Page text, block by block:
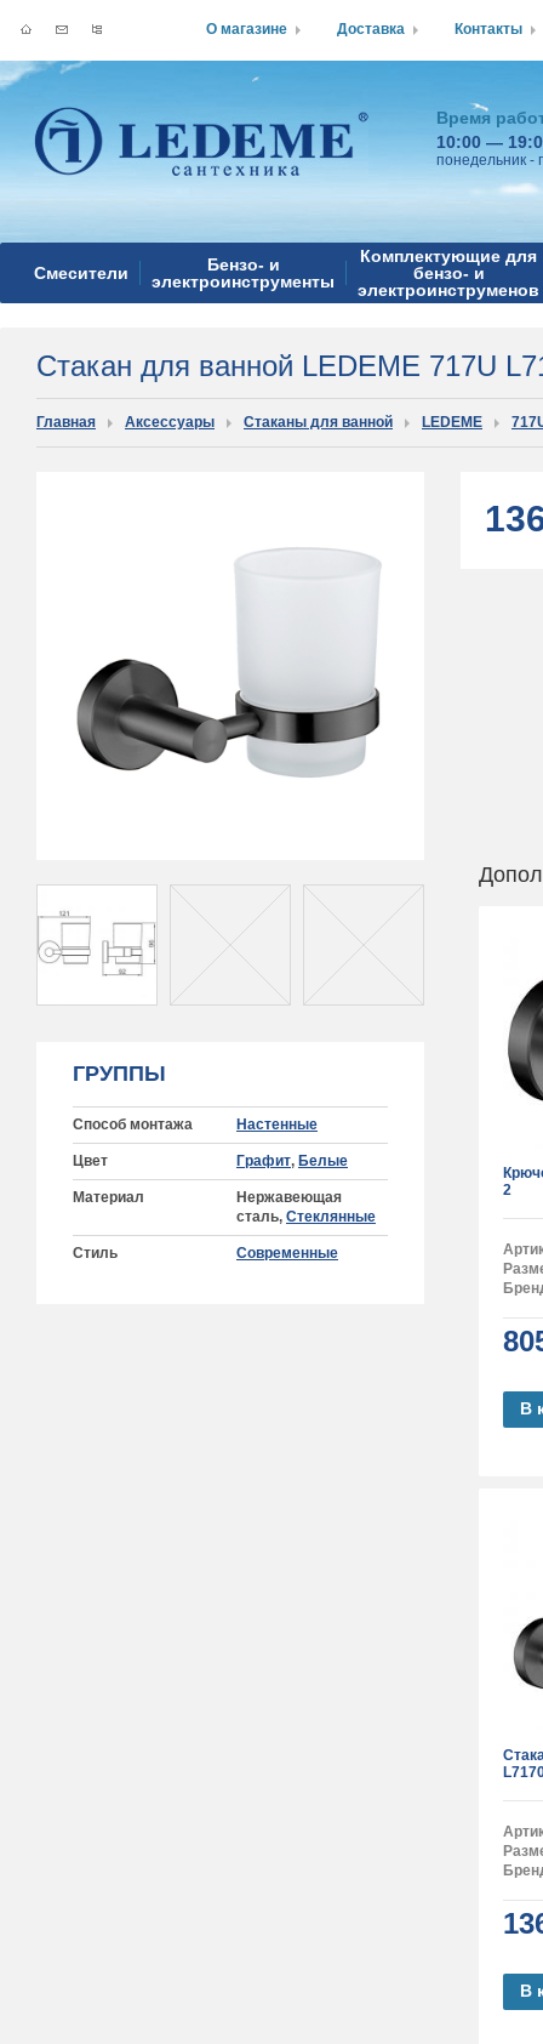
Время
10:00 —
понедельник -
Смесители
Бензо- и
электроинструменты
Комплектующие для
бензо- и
электроинструменов
Стакан для ванной LEDEME 717U
Главная Аксессуары Стаканы для ванной LEDEME
ГРУППЫ
Способ монтажа Настенные
Цвет Графит, Белые
Материал
Нержавеющая
сталь, Стеклянные
Стиль Современные
2
В
В
О магазине Доставка Контакты